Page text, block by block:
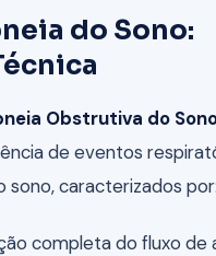
do Sono:
Obstrutiva do
de eventos
sono, caracterizados por:
completa do fluxo de